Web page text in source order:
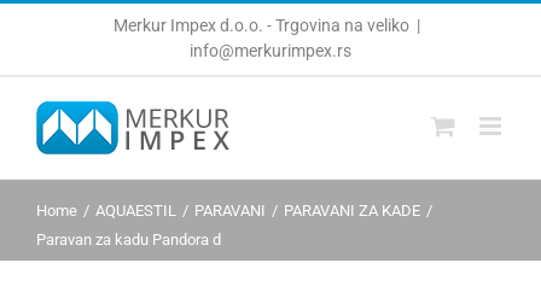
Merkur Impex d.o.o. - Trgovina na veliko |
info@merkurimpex.rs
Home AQUAESTIL PARAVANI
PARAVANI ZA KADE
Paravan za kadu Pandora d